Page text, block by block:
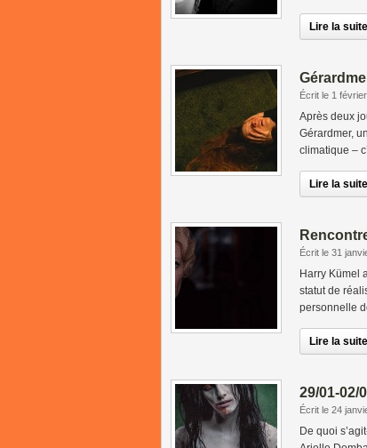
Lire la
Écrit le 1
Après deux
Gérardmer,
climatique –
Lire la
Écrit le 31
Harry Kümel
statut de
personnelle
Lire la
29/01-02/
Écrit le 24
De quoi